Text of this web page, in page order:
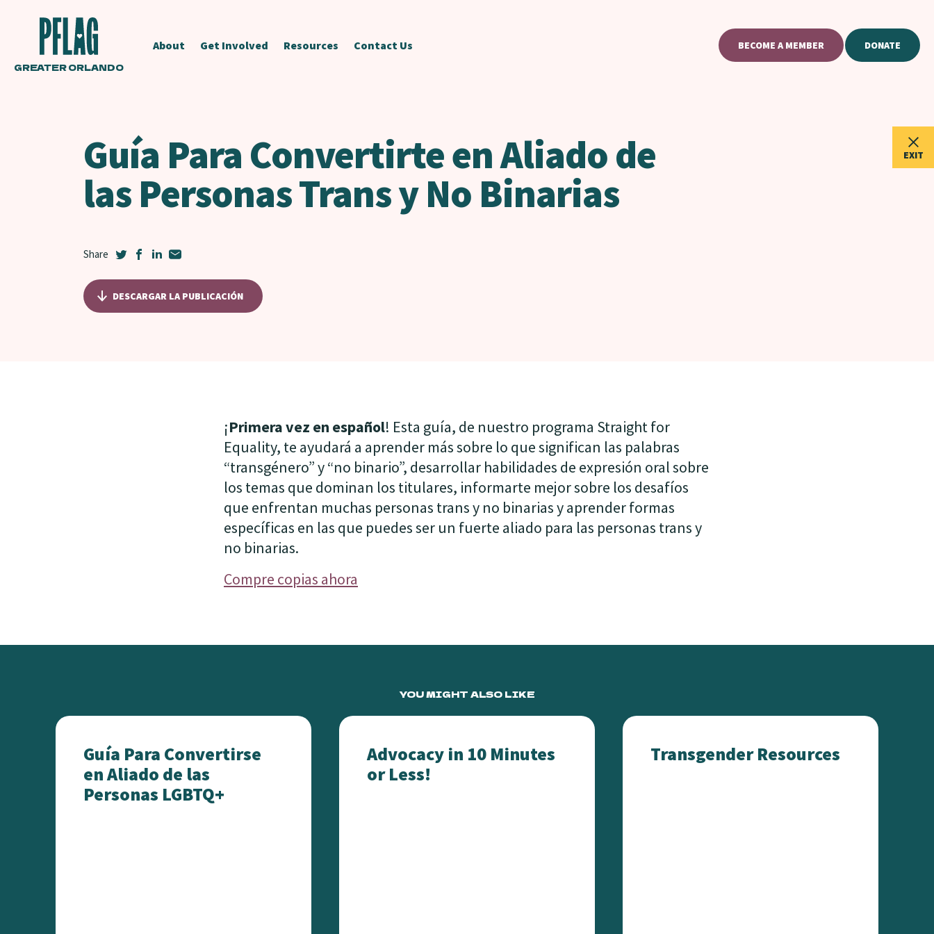
GREATER ORLANDO
About Get Involved Resources Contact Us BECOME A MEMBER DONATE
EXIT
Guía Para Convertirte en Aliado de
las Personas Trans y No Binarias
DESCARGAR LA PUBLICACIÓN
¡Primera vez en español! Esta guía, de nuestro programa Straight for
Equality, te ayudará a aprender más sobre lo que significan las palabras
“transgénero” y “no binario”, desarrollar habilidades de expresión oral sobre
los temas que dominan los titulares, informarte mejor sobre los desafíos
que enfrentan muchas personas trans y no binarias y aprender formas
específicas en las que puedes ser un fuerte aliado para las personas trans y
no binarias.
Compre copias ahora
YOU MIGHT ALSO LIKE
Guía Para Convertirse en Aliado de las Personas LGBTQ+
Guía Para Convertirse
en Aliado de las
Personas LGBTQ+
Advocacy in 10 Minutes or Less!
Advocacy in 10 Minutes
or Less!
Transgender Resources
Transgender Resources